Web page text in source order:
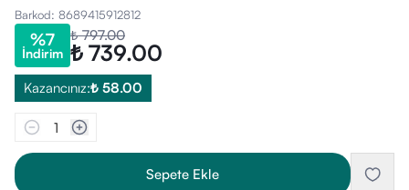
Barkod: 8689415912812
%7
İndirim
₺ 797.00
₺ 739.00
Kazancınız:₺ 58.00
1
Sepete Ekle